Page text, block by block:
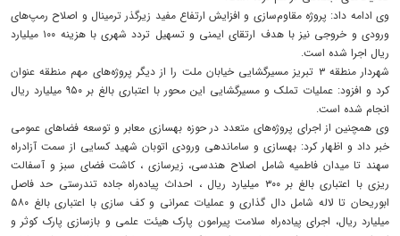
وی ادامه داد: پروژه مقاوم‌سازی و افزایش ارتفاع مفید زیرگذر ترمینال و اصلاح رمپ‌های
ورودی و خروجی نیز با هدف ارتقای ایمنی و تسهیل تردد شهری با هزینه ۱۰۰ میلیارد
ریال اجرا شده است.
شهردار منطقه ۳ تبریز مسیرگشایی خیابان ملت را از دیگر پروژه‌های مهم منطقه عنوان
کرد و افزود: عملیات تملک و مسیرگشایی این محور با اعتباری بالغ بر ۹۵۰ میلیارد ریال
انجام شده است.
وی همچنین از اجرای پروژه‌های متعدد در حوزه بهسازی معابر و توسعه فضاهای عمومی
خبر داد و اظهار کرد: بهسازی و ساماندهی ورودی اتوبان شهید کسایی از سمت آزادراه
سهند تا میدان فاطمیه شامل اصلاح هندسی، زیرسازی ، کاشت فضای سبز و آسفالت
ریزی با اعتباری بالغ بر ۳۰۰ میلیارد ریال ، احداث پیاده‌راه جاده تندرستی حد فاصل
ابوریحان تا لاله شامل دال گذاری و عملیات عمرانی و کف سازی با اعتباری بالغ ۵۸۰
میلیارد ریال، اجرای پیاده‌راه سلامت پیرامون پارک هیئت علمی و بازسازی پارک کوثر و